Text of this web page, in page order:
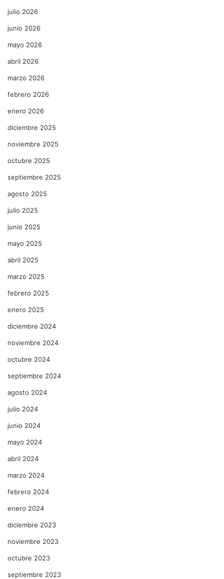
julio 2026
junio 2026
mayo 2026
abril 2026
marzo 2026
febrero 2026
enero 2026
diciembre 2025
noviembre 2025
octubre 2025
septiembre 2025
agosto 2025
julio 2025
junio 2025
mayo 2025
abril 2025
marzo 2025
febrero 2025
enero 2025
diciembre 2024
noviembre 2024
octubre 2024
septiembre 2024
agosto 2024
julio 2024
junio 2024
mayo 2024
abril 2024
marzo 2024
febrero 2024
enero 2024
diciembre 2023
noviembre 2023
octubre 2023
septiembre 2023